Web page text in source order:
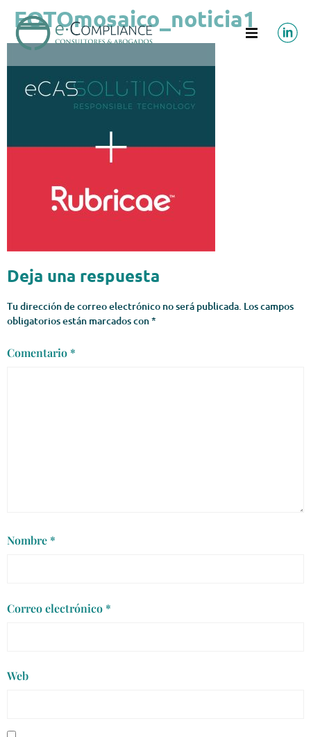
FOTOmosaico_noticia1
Deja una respuesta
Tu dirección de correo electrónico no será publicada. Los campos
obligatorios están marcados con*
Comentario *
Nombre *
Correo electrónico *
Web